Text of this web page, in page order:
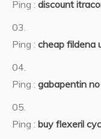
Ping : discount
Ping : cheap fildena
Ping : gabapentin
Ping : buy flexeril